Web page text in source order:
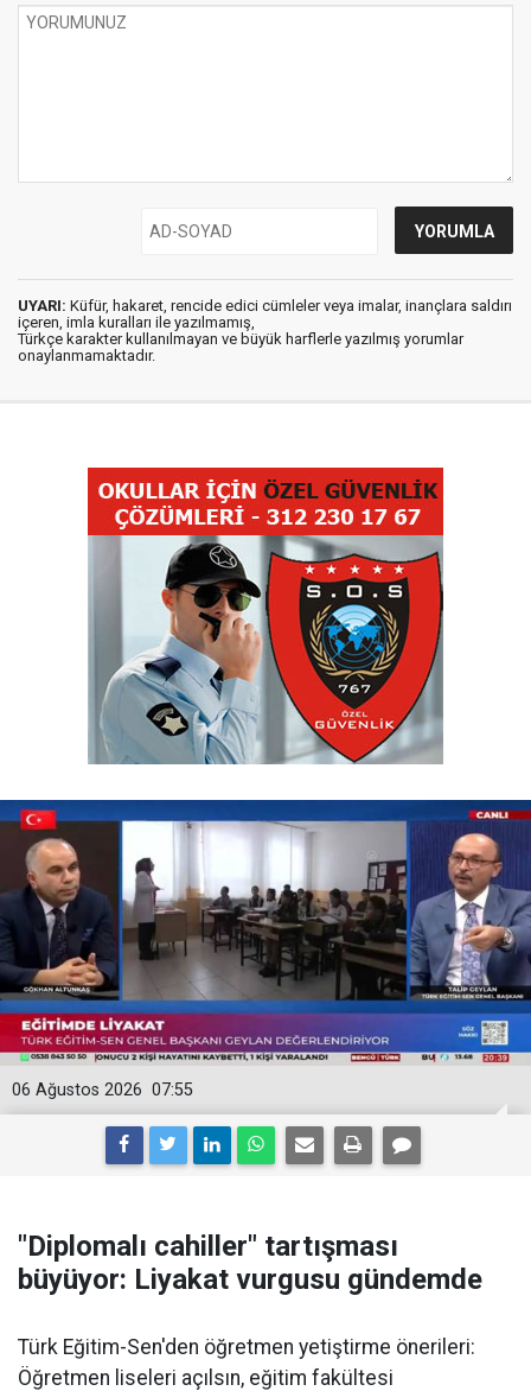
UYARI: Küfür, hakaret, rencide edici cümleler veya imalar, inançlara saldırı
içeren, imla kuralları ile yazılmamış,
Türkçe karakter kullanılmayan ve büyük harflerle yazılmış yorumlar
onaylanmamaktadır.
07:55
06 Ağustos 2026
"Diplomalı cahiller" tartışması
büyüyor: Liyakat vurgusu gündemde
Türk Eğitim-Sen'den öğretmen yetiştirme önerileri:
Öğretmen liseleri açılsın, eğitim fakültesi